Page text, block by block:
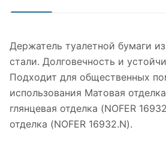
Держатель туалетной бумаги
стали. Долговечность и
Подходит для общественных
использования Матовая
глянцевая отделка (NOFER
отделка (NOFER 16932.N).